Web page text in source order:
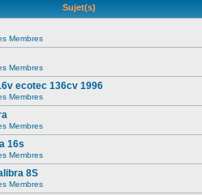
Sujet(s)
Membres
Membres
ecotec 136cv 1996
Membres
Membres
16s
Membres
8S
Membres